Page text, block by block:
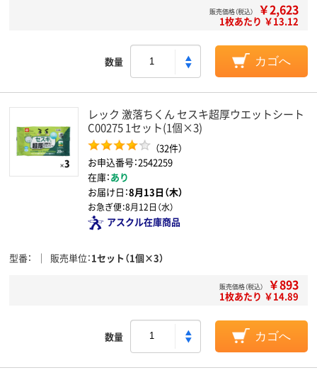
販売価格（税込） ￥2,623
1枚あたり ￥13.12
数量 カゴへ
レック 激落ちくん セスキ超厚ウエットシート
C00275 1セット(1個×3)
（32件）
お申込番号：2542259
在庫：あり
お届け日：8月13日（木）
お急ぎ便：8月12日（水）
アスクル在庫商品
型番 販売単位 1セット（1個×3）
販売価格（税込） ￥893
1枚あたり ￥14.89
数量 カゴへ